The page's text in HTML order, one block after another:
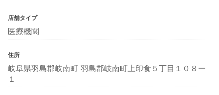
店舗タイプ
医療機関
住所
岐阜県羽島郡岐南町 羽島郡岐南町上印食５丁目１０８ー
１